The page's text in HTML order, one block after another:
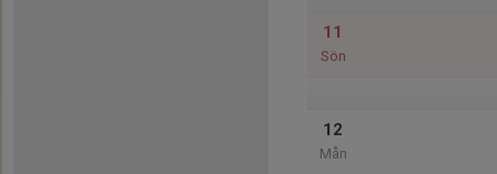
11
Sön
12
Mån